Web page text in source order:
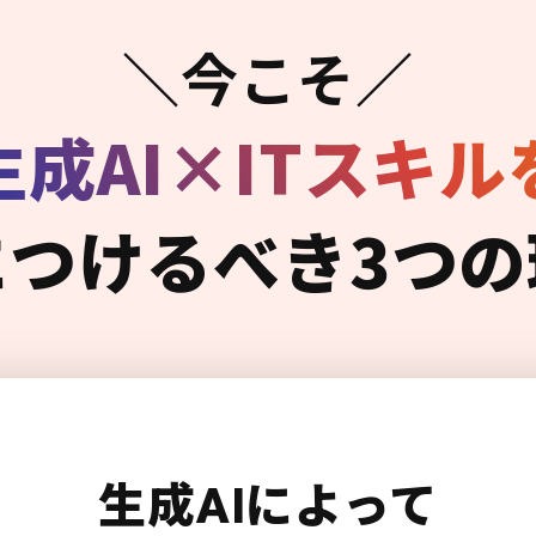
＼今こそ／
成AI×ITスキル
けるべき3つ
生成AIによって